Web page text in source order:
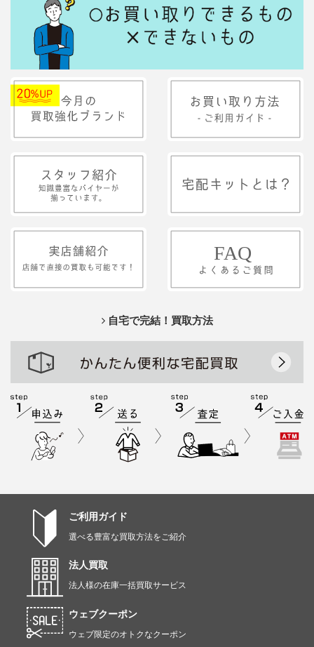
自宅で完結！買取方法
ご利用ガイド
選べる豊富な買取方法をご紹介
法人買取
法人様の在庫一括買取サービス
ウェブクーポン
ウェブ限定のオトクなクーポン